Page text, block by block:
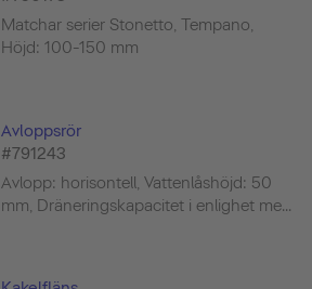
Matchar serier Stonetto, Tempano,
Höjd: 100-150 mm
Avloppsrör
#791243
Avlopp: horisontell, Vattenlåshöjd: 50
mm, Dräneringskapacitet i enlighet me...